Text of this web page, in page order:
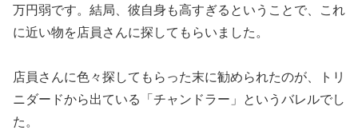
万円弱です。結局、彼自身も高すぎるということで、これ
に近い物を店員さんに探してもらいました。
店員さんに色々探してもらった末に勧められたのが、トリ
ニダードから出ている「チャンドラー」というバレルでし
た。